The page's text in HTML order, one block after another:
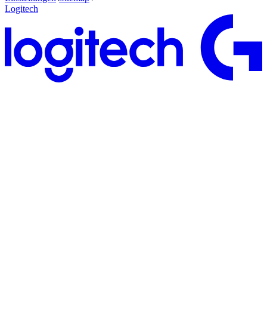
Logitech